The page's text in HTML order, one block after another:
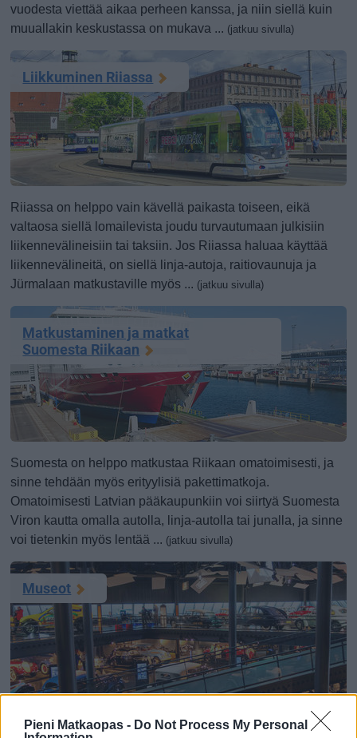
Pieni Matkaopas - Do Not Process My Personal
vuodesta viettää aikaa perheen kanssa, ja niin siellä kuin
muuallakin keskustassa on mukava ... (jatkuu sivulla)
Liikkuminen Riiassa
Riiassa on helppo vain kävellä paikasta toiseen, eikä
valtaosa siellä lomailevista joudu turvautumaan julkisiin
liikennevälineisiin tai taksiin. Jos Riiassa haluaa käyttää
liikennevälineitä, on siellä linja-autoja, raitiovaunuja ja
Jürmalaan matkustaville myös ... (jatkuu sivulla)
Matkustaminen ja matkat
Suomesta Riikaan
Suomesta on helppo matkustaa Riikaan omatoimisesti, ja
sinne tehdään myös erityylisiä pakettimatkoja.
Omatoimisesti Latvian pääkaupunkiin voi siirtyä Suomesta
Viron kautta omalla autolla, linja-autolla tai junalla, ja sinne
voi tietenkin myös lentää ... (jatkuu sivulla)
Museot
Riiassa on erinomainen ja monipuolinen kokoelma